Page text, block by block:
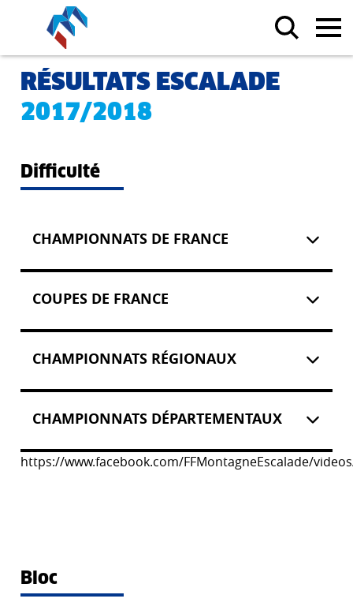
RÉSULTATS ESCALADE
2017/2018
Difficulté
CHAMPIONNATS DE FRANCE
COUPES DE FRANCE
CHAMPIONNATS RÉGIONAUX
CHAMPIONNATS DÉPARTEMENTAUX
https://www.facebook.com/FFMontagneEscalade/
Bloc